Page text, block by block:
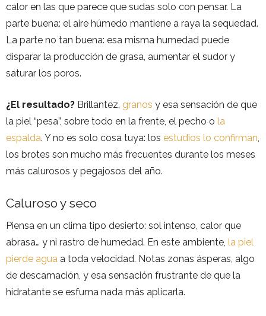
calor en las que parece que sudas solo con pensar. La
parte buena: el aire húmedo mantiene a raya la sequedad.
La parte no tan buena: esa misma humedad puede
disparar la producción de grasa, aumentar el sudor y
saturar los poros.
¿El resultado? Brillantez, granos y esa sensación de que
la piel “pesa”, sobre todo en la frente, el pecho o la
espalda. Y no es solo cosa tuya: los estudios lo confirman,
los brotes son mucho más frecuentes durante los meses
más calurosos y pegajosos del año.
Caluroso y seco
Piensa en un clima tipo desierto: sol intenso, calor que
abrasa… y ni rastro de humedad. En este ambiente, la piel
pierde agua a toda velocidad. Notas zonas ásperas, algo
de descamación, y esa sensación frustrante de que la
hidratante se esfuma nada más aplicarla.